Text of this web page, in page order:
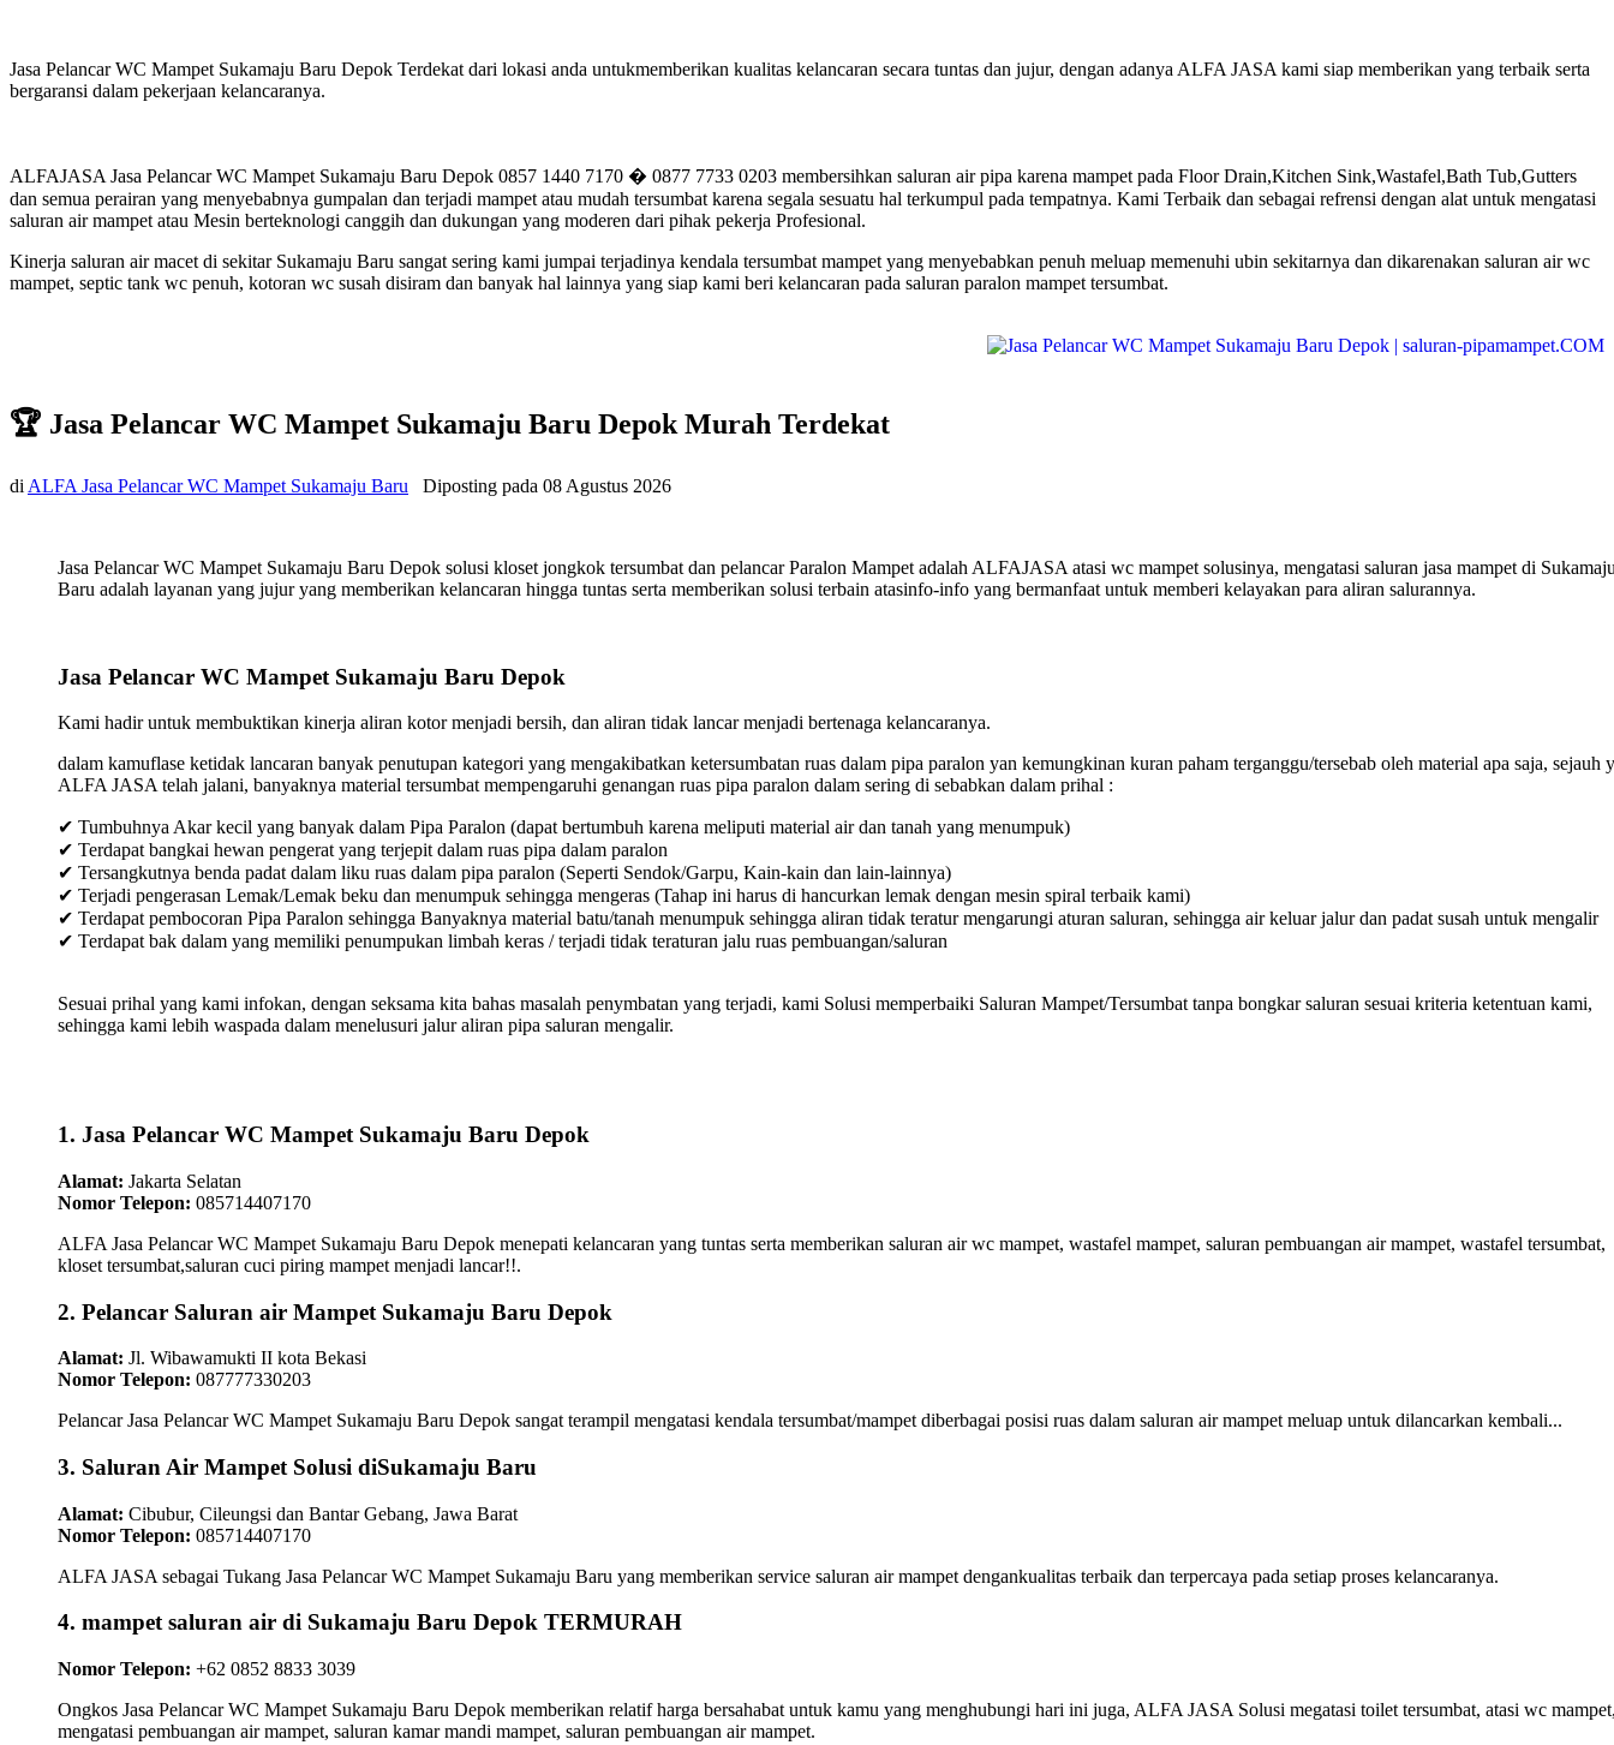
Jasa Pelancar WC Mampet Sukamaju Baru Depok Terdekat dari lokasi anda untukmemberikan kualitas kelancaran secara tuntas dan jujur, dengan adanya ALFA JASA kami siap memberikan yang terbaik serta
bergaransi dalam pekerjaan kelancaranya.
ALFAJASA Jasa Pelancar WC Mampet Sukamaju Baru Depok 0857 1440 7170 � 0877 7733 0203 membersihkan saluran air pipa karena mampet pada Floor Drain,Kitchen Sink,Wastafel,Bath Tub,Gutters
dan semua perairan yang menyebabnya gumpalan dan terjadi mampet atau mudah tersumbat karena segala sesuatu hal terkumpul pada tempatnya. Kami Terbaik dan sebagai refrensi dengan alat untuk mengatasi
saluran air mampet atau Mesin berteknologi canggih dan dukungan yang moderen dari pihak pekerja Profesional.
Kinerja saluran air macet di sekitar Sukamaju Baru sangat sering kami jumpai terjadinya kendala tersumbat mampet yang menyebabkan penuh meluap memenuhi ubin sekitarnya dan dikarenakan saluran air wc
mampet, septic tank wc penuh, kotoran wc susah disiram dan banyak hal lainnya yang siap kami beri kelancaran pada saluran paralon mampet tersumbat.
🏆 Jasa Pelancar WC Mampet Sukamaju Baru Depok Murah Terdekat
di ALFA Jasa Pelancar WC Mampet Sukamaju Baru Diposting pada 08 Agustus 2026
Jasa Pelancar WC Mampet Sukamaju Baru Depok solusi kloset jongkok tersumbat dan pelancar Paralon Mampet adalah ALFAJASA atasi wc mampet solusinya, mengatasi saluran jasa mampet di
Baru adalah layanan yang jujur yang memberikan kelancaran hingga tuntas serta memberikan solusi terbain atasinfo-info yang bermanfaat untuk memberi kelayakan para aliran salurannya.
Jasa Pelancar WC Mampet Sukamaju Baru Depok
Kami hadir untuk membuktikan kinerja aliran kotor menjadi bersih, dan aliran tidak lancar menjadi bertenaga kelancaranya.
dalam kamuflase ketidak lancaran banyak penutupan kategori yang mengakibatkan ketersumbatan ruas dalam pipa paralon yan kemungkinan kuran paham terganggu/tersebab oleh material apa saja, sejauh
ALFA JASA telah jalani, banyaknya material tersumbat mempengaruhi genangan ruas pipa paralon dalam sering di sebabkan dalam prihal :
✔ Tumbuhnya Akar kecil yang banyak dalam Pipa Paralon (dapat bertumbuh karena meliputi material air dan tanah yang menumpuk)
✔ Terdapat bangkai hewan pengerat yang terjepit dalam ruas pipa dalam paralon
✔ Tersangkutnya benda padat dalam liku ruas dalam pipa paralon (Seperti Sendok/Garpu, Kain-kain dan lain-lainnya)
✔ Terjadi pengerasan Lemak/Lemak beku dan menumpuk sehingga mengeras (Tahap ini harus di hancurkan lemak dengan mesin spiral terbaik kami)
✔ Terdapat pembocoran Pipa Paralon sehingga Banyaknya material batu/tanah menumpuk sehingga aliran tidak teratur mengarungi aturan saluran, sehingga air keluar jalur dan padat susah untuk mengalir
✔ Terdapat bak dalam yang memiliki penumpukan limbah keras / terjadi tidak teraturan jalu ruas pembuangan/saluran
Sesuai prihal yang kami infokan, dengan seksama kita bahas masalah penymbatan yang terjadi, kami Solusi memperbaiki Saluran Mampet/Tersumbat tanpa bongkar saluran sesuai kriteria ketentuan kami,
sehingga kami lebih waspada dalam menelusuri jalur aliran pipa saluran mengalir.
1. Jasa Pelancar WC Mampet Sukamaju Baru Depok
Alamat: Jakarta Selatan
Nomor Telepon: 085714407170
ALFA Jasa Pelancar WC Mampet Sukamaju Baru Depok menepati kelancaran yang tuntas serta memberikan saluran air wc mampet, wastafel mampet, saluran pembuangan air mampet, wastafel tersumbat,
kloset tersumbat,saluran cuci piring mampet menjadi lancar!!.
2. Pelancar Saluran air Mampet Sukamaju Baru Depok
Alamat: Jl. Wibawamukti II kota Bekasi
Nomor Telepon: 087777330203
Pelancar Jasa Pelancar WC Mampet Sukamaju Baru Depok sangat terampil mengatasi kendala tersumbat/mampet diberbagai posisi ruas dalam saluran air mampet meluap untuk dilancarkan kembali...
3. Saluran Air Mampet Solusi diSukamaju Baru
Alamat: Cibubur, Cileungsi dan Bantar Gebang, Jawa Barat
Nomor Telepon: 085714407170
ALFA JASA sebagai Tukang Jasa Pelancar WC Mampet Sukamaju Baru yang memberikan service saluran air mampet dengankualitas terbaik dan terpercaya pada setiap proses kelancaranya.
4. mampet saluran air di Sukamaju Baru Depok TERMURAH
Nomor Telepon: +62 0852 8833 3039
Ongkos Jasa Pelancar WC Mampet Sukamaju Baru Depok memberikan relatif harga bersahabat untuk kamu yang menghubungi hari ini juga, ALFA JASA Solusi megatasi toilet tersumbat, atasi wc
mengatasi pembuangan air mampet, saluran kamar mandi mampet, saluran pembuangan air mampet.